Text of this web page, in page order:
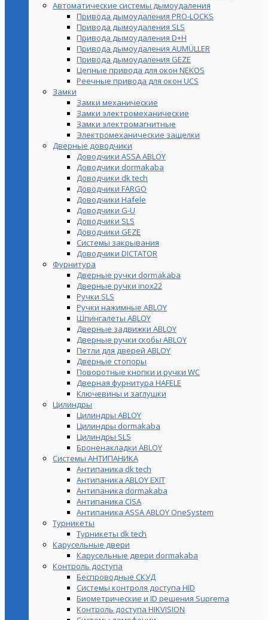
Автоматические системы дымоудаления
Привода дымоудаления PRO-LOCKS
Привода дымоудаления SLS
Привода дымоудаления D+H
Привода дымоудаления AUMÜLLER
Привода дымоудаления GEZE
Цепные привода для окон NEKOS
Реечные привода для окон UСS
Замки
Замки механические
Замки электромеханические
Замки электромагнитные
Электромеханические защелки
Дверные доводчики
Доводчики ASSA ABLOY
Доводчики dormakaba
Доводчики dk tech
Доводчики FARGO
Доводчики Hafele
Доводчики G-U
Доводчики SLS
Доводчики GEZE
Cистемы закрывания
Доводчики DICTATOR
Фурнитура
Дверные ручки dormakaba
Дверные ручки inox22
Ручки SLS
Ручки нажимные ABLOY
Шпингалеты ABLOY
Дверные задвижки ABLOY
Дверные ручки скобы ABLOY
Петли для дверей ABLOY
Дверные стопоры
Поворотные кнопки и ручки WC
Дверная фурнитура HAFELE
Ключевины и заглушки
Цилиндры
Цилиндры ABLOY
Цилиндры dormakaba
Цилиндры SLS
Броненакладки ABLOY
Системы АНТИПАНИКА
Антипаника dk tech
Антипаника ABLOY EXIT
Антипаника dormakaba
Антипаника СISA
Антипаника ASSA ABLOY OneSystem
Турникеты
Турникеты dk tech
Карусельные двери
Карусельные двери dormakaba
Контроль доступа
Беспроводные СКУД
Системы контроля доступа HID
Биометрические и ID решения Suprema
Контроль доступа HIKVISION